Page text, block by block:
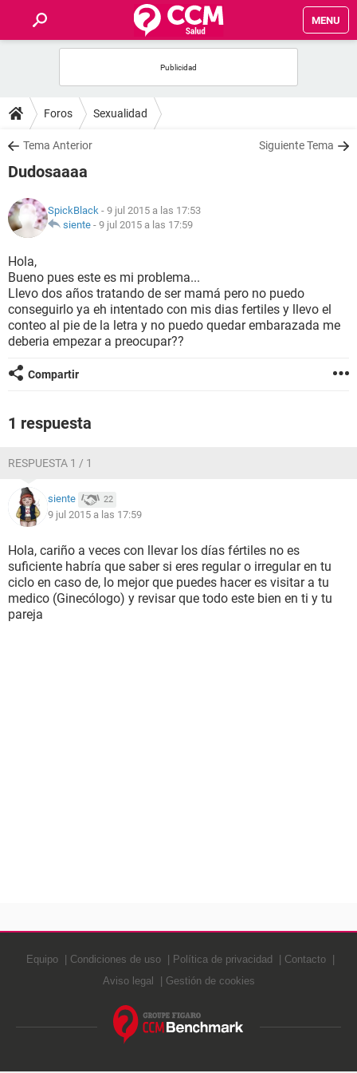
MENU
FOROS
SALUD
NUTRICIÓN
BIENESTAR
SEXUALIDAD
GLOSARIO
Foros Sexualidad
Tema Anterior Siguiente Tema
Dudosaaaa
SpickBlack - 9 jul 2015 a las 17:53
siente - 9 jul 2015 a las 17:59
Hola,
Bueno pues este es mi problema...
Llevo dos años tratando de ser mamá pero no puedo
conseguirlo ya eh intentado con mis dias fertiles y llevo el
conteo al pie de la letra y no puedo quedar embarazada me
deberia empezar a preocupar??
Compartir
1 respuesta
RESPUESTA 1 / 1
siente 22
9 jul 2015 a las 17:59
Hola, cariño a veces con llevar los días fértiles no es
suficiente habría que saber si eres regular o irregular en tu
ciclo en caso de, lo mejor que puedes hacer es visitar a tu
medico (Ginecólogo) y revisar que todo este bien en ti y tu
pareja
Equipo Condiciones de uso Política de privacidad
Contacto
Aviso legal
Gestión de cookies